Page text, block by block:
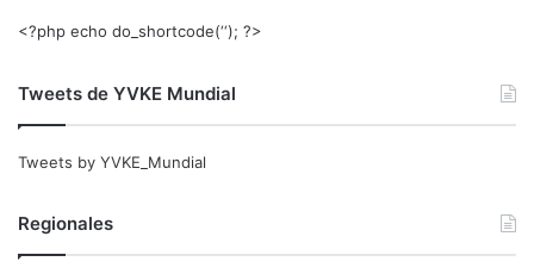
<?php echo do_shortcode(‘‘); ?>
Tweets de YVKE Mundial
Tweets by YVKE_Mundial
Regionales